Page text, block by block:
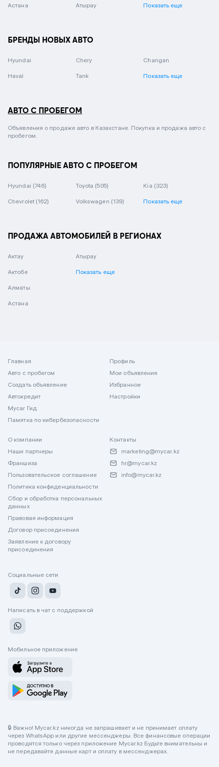
Астана Атырау Показать еще
БРЕНДЫ НОВЫХ АВТО
Hyundai Chery Changan
Haval Tank Показать еще
АВТО С ПРОБЕГОМ
Объявления о продаже авто в Казахстане. Покупка и продажа авто с
пробегом.
ПОПУЛЯРНЫЕ АВТО С ПРОБЕГОМ
Hyundai (746) Toyota (505) Kia (323)
Chevrolet (162) Volkswagen (139) Показать еще
ПРОДАЖА АВТОМОБИЛЕЙ В РЕГИОНАХ
Актау
Актобе
Алматы
Астана
Атырау
Показать еще
Главная
Авто с пробегом
Создать объявление
Автокредит
Mycar Гид
Памятка по кибербезопасности
Профиль
Мои объявления
Избранное
Настройки
О компании
Наши партнеры
Франшиза
Пользовательское соглашение
Политика конфиденциальности
Сбор и обработка персональных
данных
Правовая информация
Договор присоединения
Заявление к договору
присоединения
Контакты
marketing@mycar.kz
hr@mycar.kz
info@mycar.kz
Социальные сети
Написать в чат с поддержкой
Мобильное приложение
🔒 Важно! Mycar.kz никогда не запрашивает и не принимает оплату
через WhatsApp или другие мессенджеры. Все финансовые операции
проводятся только через приложение Mycar.kz Будьте внимательны и
не передавайте данные карт и оплату в мессенджерах.